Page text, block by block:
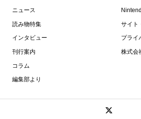
ニュース
読み物特集
インタビュー
刊行案内
コラム
編集部より
サイト
プライ
株式会